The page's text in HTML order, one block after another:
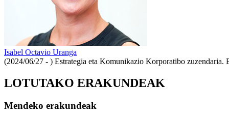
Isabel Octavio Uranga
(2024/06/27 - ) Estrategia eta Komunikazio Korporatibo zuzendaria.
LOTUTAKO ERAKUNDEAK
Mendeko erakundeak